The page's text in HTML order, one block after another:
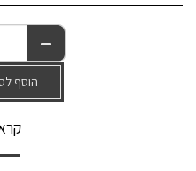
הוסף